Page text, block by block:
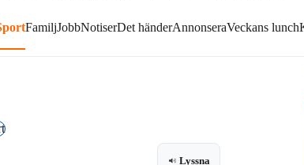
FamiljJobbNotiserDet händerAnnonseraVeckans lunch
Lyssna